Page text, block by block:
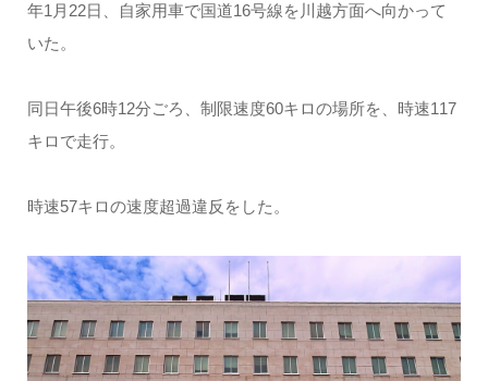
年1月22日、自家用車で国道16号線を川越方面へ向かって
いた。
同日午後6時12分ごろ、制限速度60キロの場所を、時速117
キロで走行。
時速57キロの速度超過違反をした。